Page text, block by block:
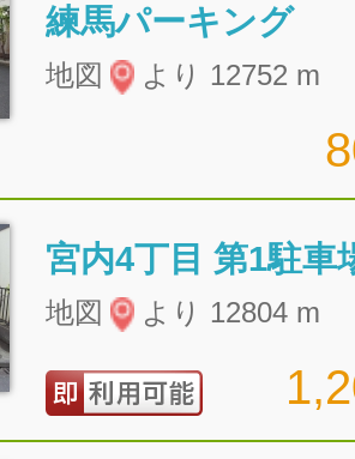
練馬パーキング
地図 より 12752 m
宮内4丁目 第1駐車
地図 より 12804 m